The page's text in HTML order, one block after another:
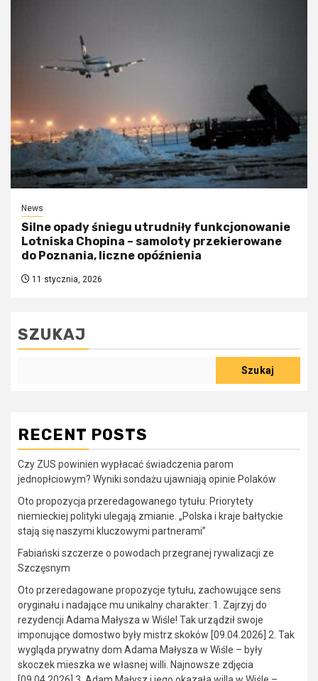
News
Silne opady śniegu utrudniły funkcjonowanie
Lotniska Chopina – samoloty przekierowane
do Poznania, liczne opóźnienia
11 stycznia, 2026
SZUKAJ
Szukaj
RECENT POSTS
Czy ZUS powinien wypłacać świadczenia parom
jednopłciowym? Wyniki sondażu ujawniają opinie Polaków
Oto propozycja przeredagowanego tytułu: Priorytety
niemieckiej polityki ulegają zmianie. „Polska i kraje bałtyckie
stają się naszymi kluczowymi partnerami”
Fabiański szczerze o powodach przegranej rywalizacji ze
Szczęsnym
Oto przeredagowane propozycje tytułu, zachowujące sens
oryginału i nadające mu unikalny charakter: 1. Zajrzyj do
rezydencji Adama Małysza w Wiśle! Tak urządził swoje
imponujące domostwo były mistrz skoków [09.04.2026] 2. Tak
wygląda prywatny dom Adama Małysza w Wiśle – były
skoczek mieszka we własnej willi. Najnowsze zdjęcia